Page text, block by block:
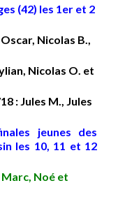
(42) les 1er et 2
Nicolas B.,
Nicolas O. et
: Jules M., Jules
jeunes des
les 10, 11 et 12
Marc, Noé et